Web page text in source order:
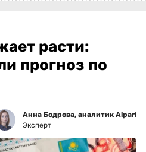
расти:
прогноз по
Анна Бодрова, аналитик Alpari
Эксперт